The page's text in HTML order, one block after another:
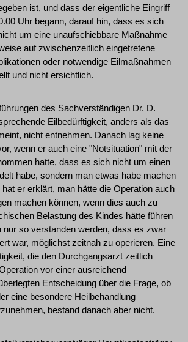
ist, und dass der eigentliche Eingriff
Uhr begann, darauf hin, dass es sich
um eine unaufschiebbare Maßnahme
auf zwischenzeitlich eingetretene
oder notwendige Eilmaßnahmen
und nicht ersichtlich.
des Sachverständigen Dr. D.
Eilbedürftigkeit, anders als das
nicht entnehmen. Danach lag keine
wenn er auch eine "Notsituation" mit der
hatte, dass es sich nicht um einen
habe, sondern man etwas habe machen
er erklärt, man hätte die Operation auch
machen können, wenn dies auch zu
Belastung des Kindes hätte führen
nur so verstanden werden, dass es zwar
war, möglichst zeitnah zu operieren. Eine
die den Durchgangsarzt zeitlich
vor einer ausreichend
Entscheidung über die Frage, ob
eine besondere Heilbehandlung
bestand danach aber nicht.